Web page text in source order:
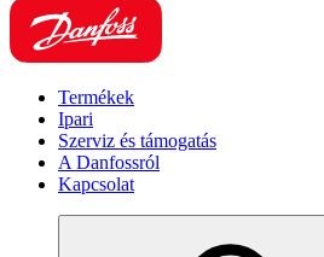
Termékek
Ipari
Szerviz és támogatás
A Danfossról
Kapcsolat